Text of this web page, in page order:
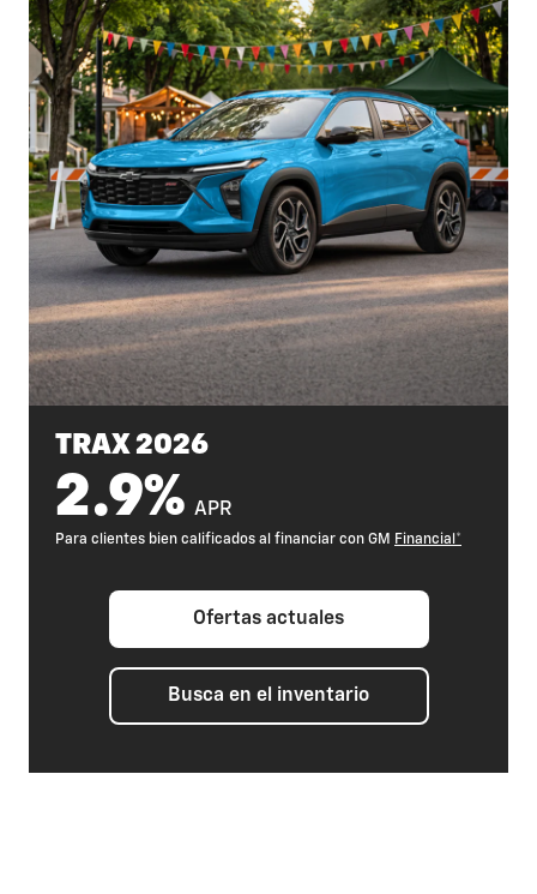
TRAX 2026
2.9% APR
Para clientes bien calificados al financiar con GM Financial*
Ofertas actuales
Busca en el inventario